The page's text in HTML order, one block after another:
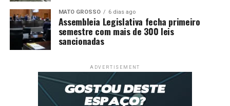
MATO GROSSO 6 dias ago
Assembleia Legislativa fecha primeiro
semestre com mais de 300 leis
sancionadas
ADVERTISEMENT